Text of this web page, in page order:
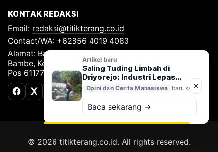
KONTAK REDAKSI
Email: redaksi@titikterang.co.id
Contact/WA: +62856 4019 4083
Alamat: Bambe Nomor 115, RT 009 RW 009, Desa
Bambe, Kecamatan Driyorejo, Kabupaten Gresik, Kode
Pos 61177
FacebookX (Twitter)
TikTok
© 2026 titikterang.co.id. All rights reserved.
Artikel baru
Saling Tuding Limbah di
Driyorejo: Industri Lepas
Tangan, Kali Surabaya
Terancam
Opini dan Cerita Mahasiswa baru saja
Baca sekarang →
✕